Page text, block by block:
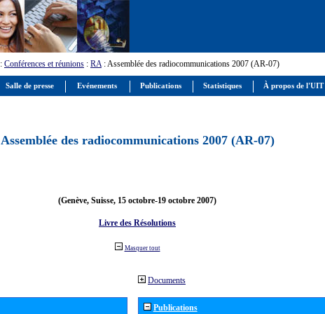
: Conférences et réunions : RA: Assemblée des radiocommunications 2007 (AR-07)
Assemblée des radiocommunications 2007 (AR-07)
(Genève, Suisse, 15 octobre-19 octobre 2007)
Livre des Résolutions
Masquer tout
Documents
Publications
Salle de presse Evénements Publications Statistiques À propos de l'UIT